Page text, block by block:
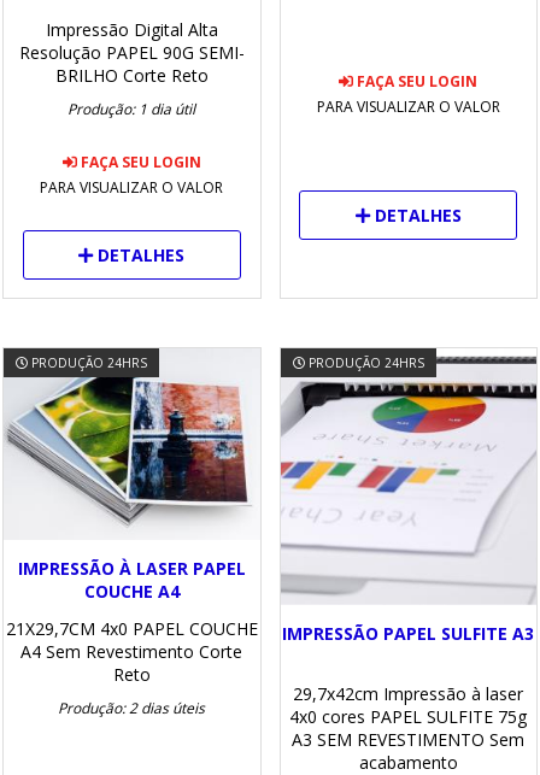
Impressão Digital Alta
Resolução PAPEL 90G SEMI-
BRILHO Corte Reto
Produção: 1 dia útil
FAÇA SEU LOGIN
PARA VISUALIZAR O VALOR
DETALHES
FAÇA SEU LOGIN
PARA VISUALIZAR O VALOR
DETALHES
PRODUÇÃO 24HRS
IMPRESSÃO À LASER PAPEL
COUCHE A4
21X29,7CM 4x0 PAPEL COUCHE
A4 Sem Revestimento Corte
Reto
Produção: 2 dias úteis
PRODUÇÃO 24HRS
IMPRESSÃO PAPEL SULFITE A3
29,7x42cm Impressão à laser
4x0 cores PAPEL SULFITE 75g
A3 SEM REVESTIMENTO Sem
acabamento